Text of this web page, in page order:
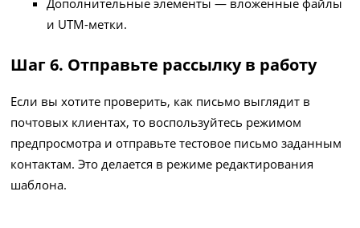
и UTM-метки.
Шаг 6. Отправьте рассылку в работу
Если вы хотите проверить, как письмо выглядит в
почтовых клиентах, то воспользуйтесь режимом
предпросмотра и отправьте тестовое письмо заданным
контактам. Это делается в режиме редактирования
шаблона.